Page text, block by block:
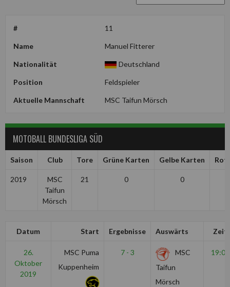
# 11
Name Manuel Fitterer
Nationalität Deutschland
Position Feldspieler
Aktuelle Mannschaft MSC Taifun Mörsch
MOTOBALL BUNDESLIGA SÜD
Saison Club Tore Grüne Karten Gelbe Karten
2019
MSC
Taifun
Mörsch
21 0 0
Datum Start Ergebnisse Auswärts Zeit
26.
Oktober
2019
MSC Puma
Kuppenheim
7 - 3
MSC
Taifun
Mörsch
19:00